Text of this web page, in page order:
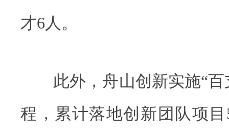
才6人。
此外，舟山创新实施“百
程，累计落地创新团队项